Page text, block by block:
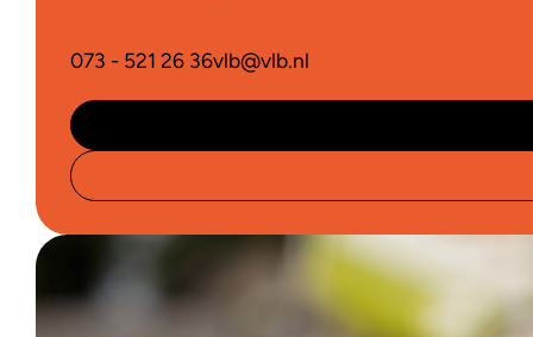
073 - 521 26 36vlb@vlb.nl